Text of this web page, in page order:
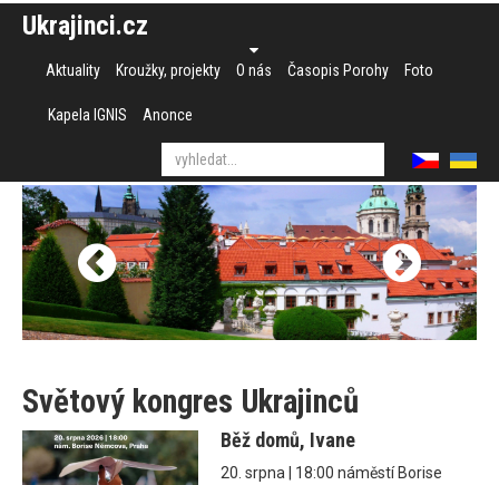
Ukrajinci.cz
Aktuality Kroužky, projekty O nás Časopis Porohy Foto
Kapela IGNIS Anonce
Světový kongres Ukrajinců
Běž domů, Ivane
20. srpna | 18:00 náměstí Borise